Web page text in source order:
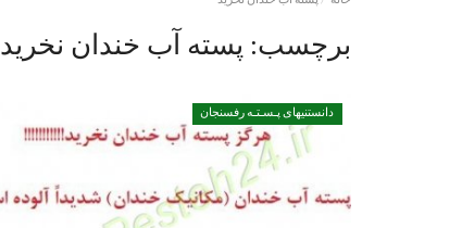
برچسب: پسته آب خندان نخرید
دانستنیهای پـسـتـه رفسنجان
انواع پسته رفسنجان